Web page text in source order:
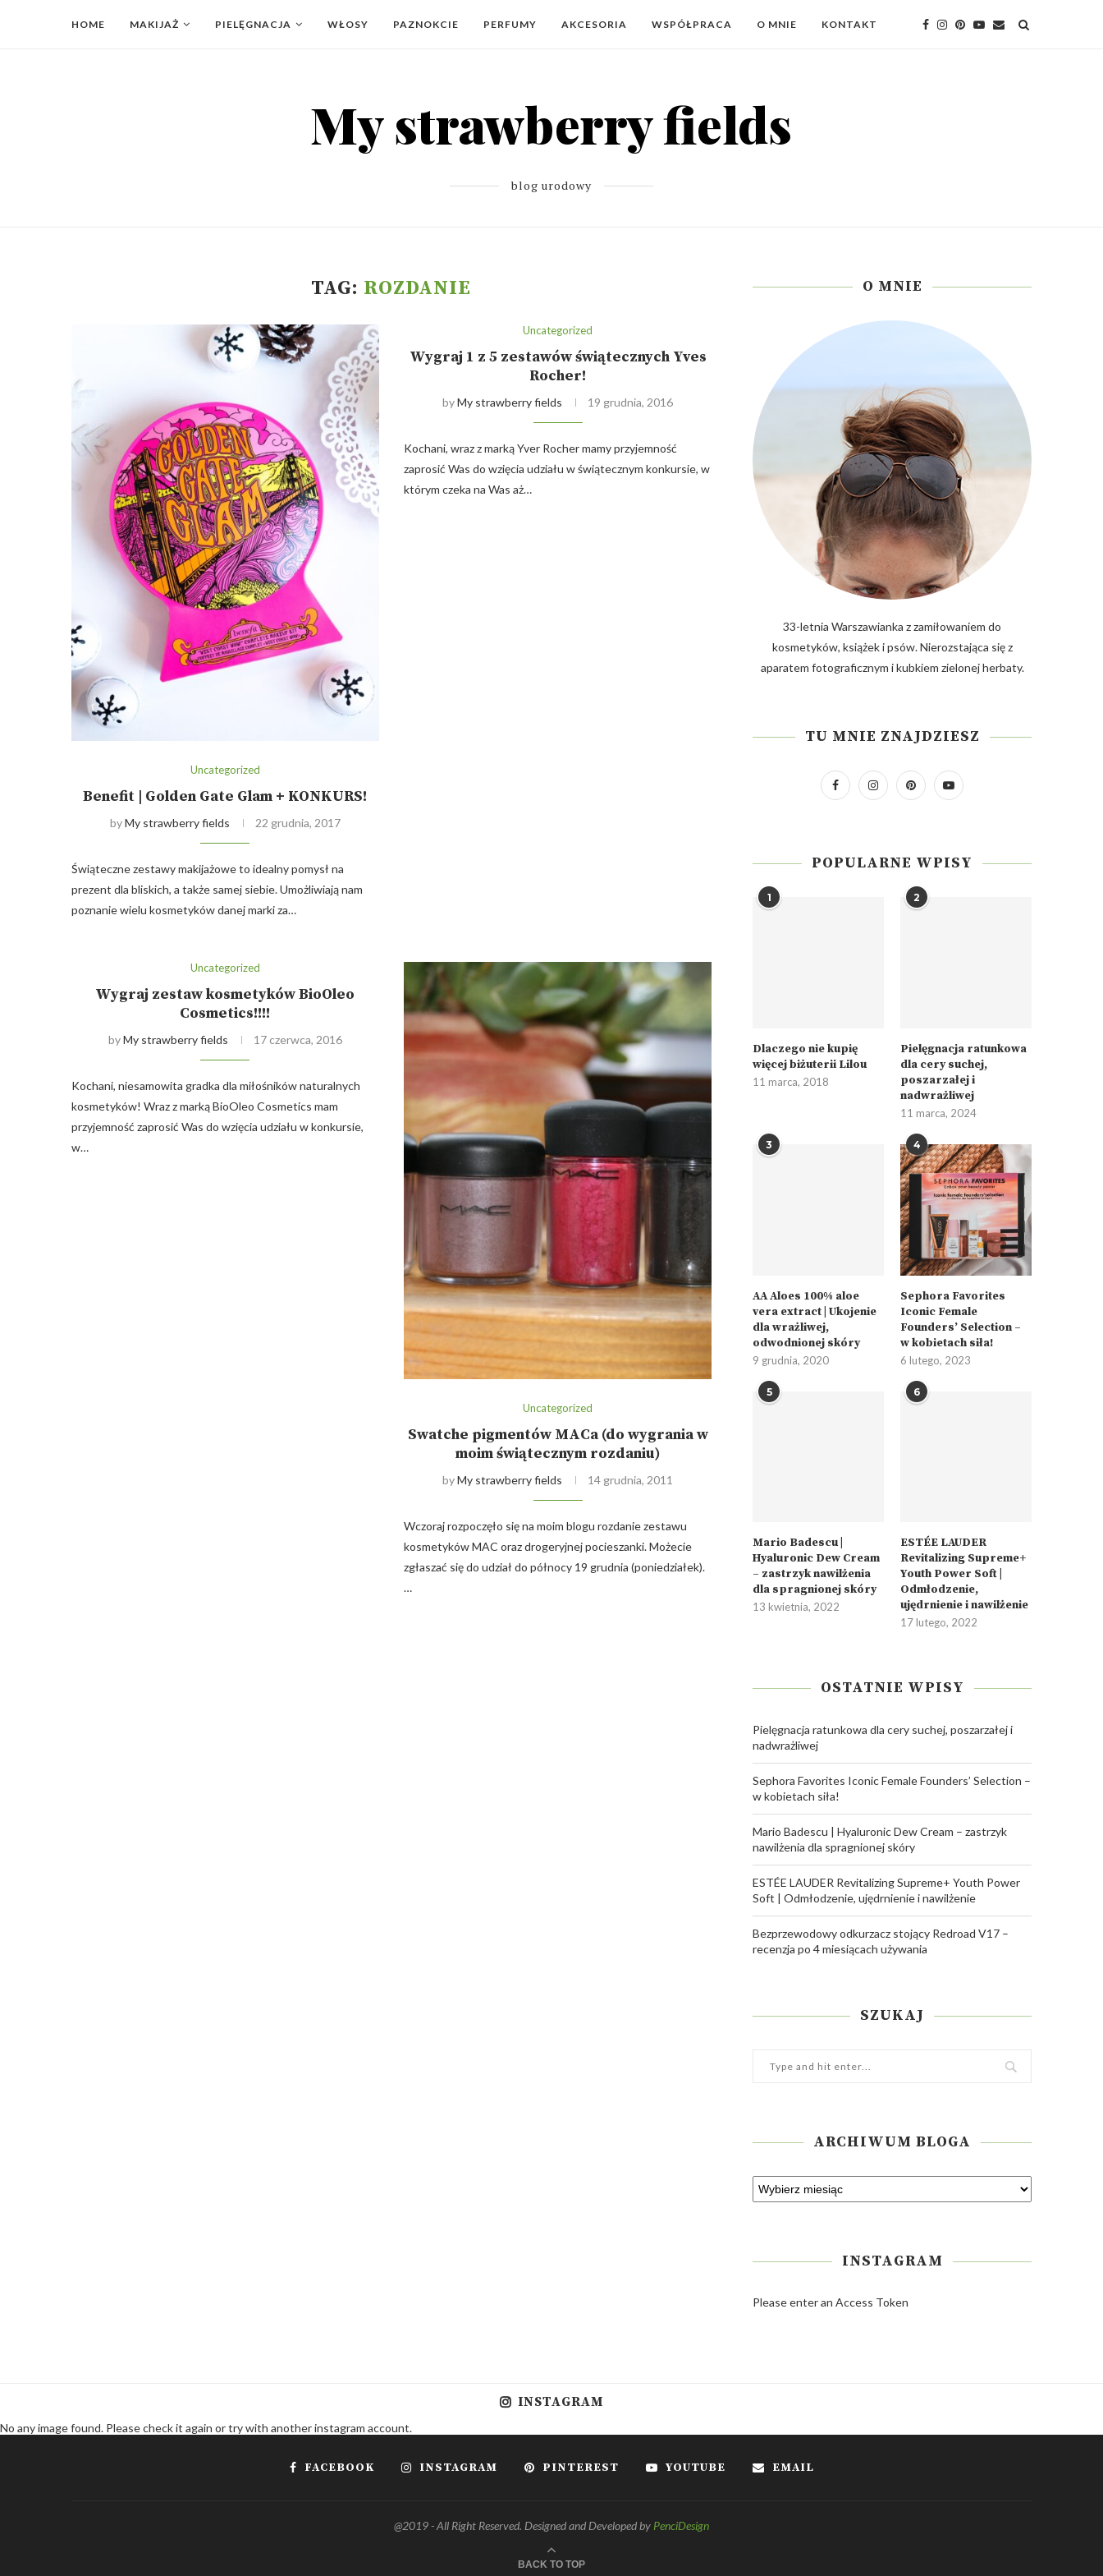
HOME MAKIJAŻ PIELĘGNACJA WŁOSY PAZNOKCIE PERFUMY AKCESORIA WSPÓŁPRACA O MNIE KONTAKT
blog urodowy
TAG: ROZDANIE
Uncategorized
Benefit | Golden Gate Glam + KONKURS!
byMy strawberry fields 22 grudnia, 2017
Świąteczne zestawy makijażowe to idealny pomysł na
prezent dla bliskich, a także samej siebie. Umożliwiają nam
poznanie wielu kosmetyków danej marki za…
Uncategorized
Wygraj 1 z 5 zestawów świątecznych Yves
Rocher!
byMy strawberry fields 19 grudnia, 2016
Kochani, wraz z marką Yver Rocher mamy przyjemność
zaprosić Was do wzięcia udziału w świątecznym konkursie, w
którym czeka na Was aż…
Uncategorized
Wygraj zestaw kosmetyków BioOleo
Cosmetics!!!!
byMy strawberry fields 17 czerwca, 2016
Kochani, niesamowita gradka dla miłośników naturalnych
kosmetyków! Wraz z marką BioOleo Cosmetics mam
przyjemność zaprosić Was do wzięcia udziału w konkursie,
w…
Uncategorized
Swatche pigmentów MACa (do wygrania w
moim świątecznym rozdaniu)
byMy strawberry fields 14 grudnia, 2011
Wczoraj rozpoczęło się na moim blogu rozdanie zestawu
kosmetyków MAC oraz drogeryjnej pocieszanki. Możecie
zgłaszać się do udział do północy 19 grudnia (poniedziałek).
…
O MNIE
33-letnia Warszawianka z zamiłowaniem do
kosmetyków, książek i psów. Nierozstająca się z
aparatem fotograficznym i kubkiem zielonej herbaty.
TU MNIE ZNAJDZIESZ
POPULARNE WPISY
1
Dlaczego nie kupię
więcej biżuterii Lilou
11 marca, 2018
2
Pielęgnacja ratunkowa
dla cery suchej,
poszarzałej i
nadwrażliwej
11 marca, 2024
3
AA Aloes 100% aloe
vera extract | Ukojenie
dla wrażliwej,
odwodnionej skóry
9 grudnia, 2020
4
Sephora Favorites
Iconic Female
Founders’ Selection –
w kobietach siła!
6 lutego, 2023
5
Mario Badescu |
Hyaluronic Dew Cream
– zastrzyk nawilżenia
dla spragnionej skóry
13 kwietnia, 2022
6
ESTÉE LAUDER
Revitalizing Supreme+
Youth Power Soft |
Odmłodzenie,
ujędrnienie i nawilżenie
17 lutego, 2022
OSTATNIE WPISY
Pielęgnacja ratunkowa dla cery suchej, poszarzałej i
nadwrażliwej
Sephora Favorites Iconic Female Founders’ Selection –
w kobietach siła!
Mario Badescu | Hyaluronic Dew Cream – zastrzyk
nawilżenia dla spragnionej skóry
ESTÉE LAUDER Revitalizing Supreme+ Youth Power
Soft | Odmłodzenie, ujędrnienie i nawilżenie
Bezprzewodowy odkurzacz stojący Redroad V17 –
recenzja po 4 miesiącach używania
SZUKAJ
ARCHIWUM BLOGA
INSTAGRAM
Please enter an Access Token
INSTAGRAM
No any image found. Please check it again or try with another instagram account.
FACEBOOK INSTAGRAM PINTEREST YOUTUBE EMAIL
@2019 - All Right Reserved. Designed and Developed by PenciDesign
BACK TO TOP